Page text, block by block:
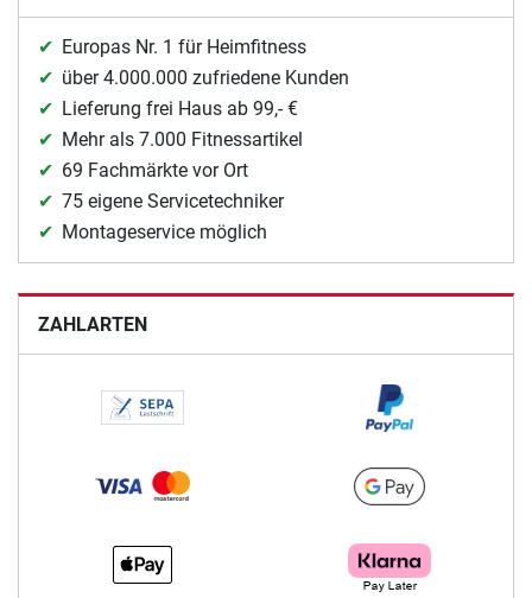
Europas Nr. 1 für Heimfitness
über 4.000.000 zufriedene Kunden
Lieferung frei Haus ab 99,- €
Mehr als 7.000 Fitnessartikel
69 Fachmärkte vor Ort
75 eigene Servicetechniker
Montageservice möglich
ZAHLARTEN